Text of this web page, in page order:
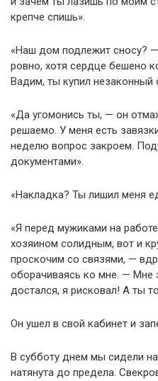
крепче спишь».
«Наш дом подлежит сносу? —
ровно, хотя сердце бешено
Вадим, ты купил незаконный
«Да угомонись ты, — он
решаемо. У меня есть
неделю вопрос закроем.
документами».
«Накладка? Ты лишил меня
«Я перед мужиками на
хозяином солидным, вот и
проскочим со связями, —
оборачиваясь ко мне. — Мне
достался, я рисковал! А ты
Он ушел в свой кабинет и
В субботу днем мы сидели
натянута до предела.